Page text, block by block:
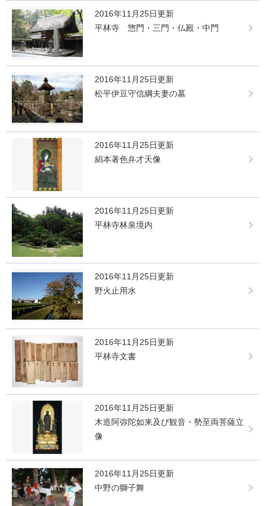
2016年11月25日更新
平林寺 惣門・三門・仏殿・中門
2016年11月25日更新
松平伊豆守信綱夫妻の墓
2016年11月25日更新
絹本著色弁才天像
2016年11月25日更新
平林寺林泉境内
2016年11月25日更新
野火止用水
2016年11月25日更新
平林寺文書
2016年11月25日更新
木造阿弥陀如来及び観音・勢至両菩薩立
像
2016年11月25日更新
中野の獅子舞